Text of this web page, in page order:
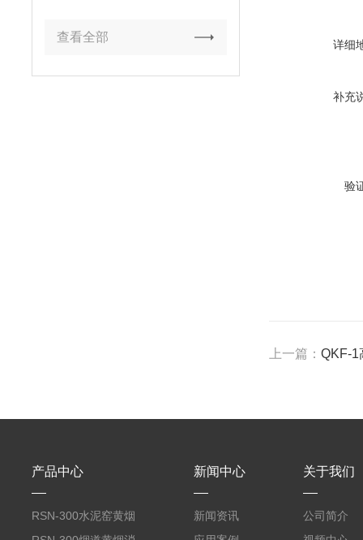
查看全部
详细
补充
验
上一篇：QKF-1
产品中心
RSN-300水泥窑黄烟
新闻中心
新闻资讯
关于我们
公司简介